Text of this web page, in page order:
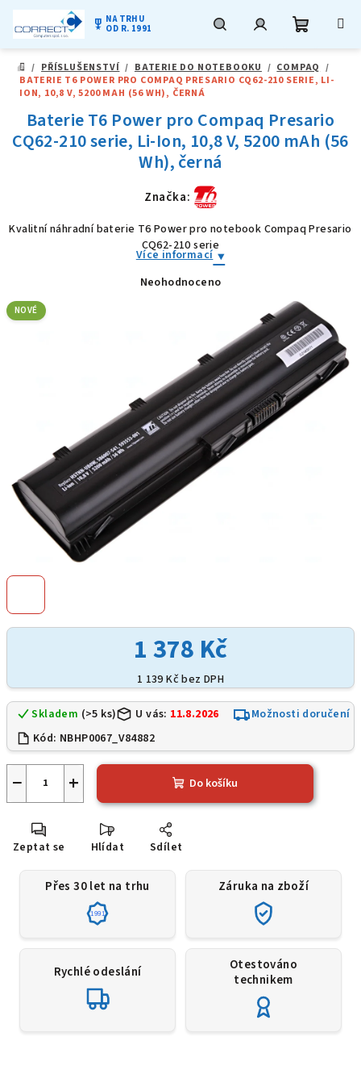
obsah
military_tech NA TRHU
OD R. 1991
DOMŮ
/ PŘÍSLUŠENSTVÍ / BATERIE DO NOTEBOOKU / COMPAQ /
BATERIE T6 POWER PRO COMPAQ PRESARIO CQ62-210 SERIE, LI-
ION, 10,8 V, 5200 MAH (56 WH), ČERNÁ
1 378 Kč
1 139 Kč bez DPH
Skladem (>5 ks) U vás: 11.8.2026
Možnosti doručení
Kód: NBHP0067_V84882
+
− Do košíku
Zeptat se Hlídat Sdílet
Baterie T6 Power pro Compaq Presario
CQ62-210 serie, Li-Ion, 10,8 V, 5200 mAh (56
Wh), černá
Značka:
Kvalitní náhradní baterie T6 Power pro notebook Compaq Presario
CQ62-210 serie
Více informací
Průměrné
hvězdiček.
Neohodnoceno
NOVÉ
Přes 30 let na trhu
1991
Záruka na zboží
Rychlé odeslání
Otestováno
technikem